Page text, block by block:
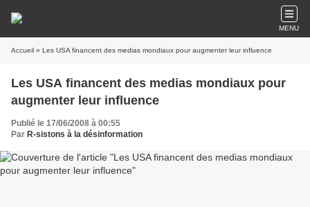
MENU
Accueil » Les USA financent des medias mondiaux pour augmenter leur influence
Les USA financent des medias mondiaux pour
augmenter leur influence
Publié le 17/06/2008 à 00:55
Par R-sistons à la désinformation